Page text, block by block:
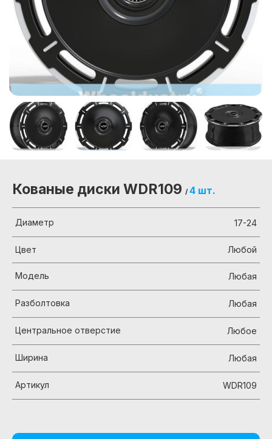
Кованые диски WDR109 / 4 шт.
Диаметр 17-24
Цвет Любой
Модель Любая
Разболтовка Любая
Центральное отверстие Любое
Ширина Любая
Артикул WDR109